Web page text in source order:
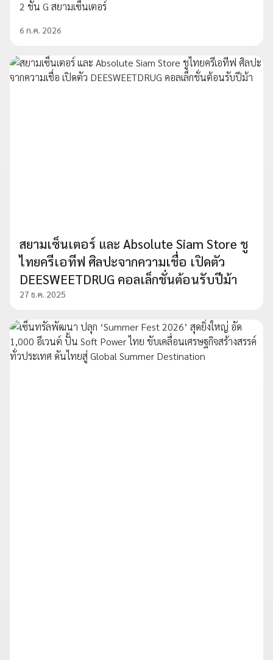
2 ชั้น G สยามเซ็นเตอร์
6 ก.ค. 2026
สยามเซ็นเตอร์ และ Absolute Siam Store ชู
ไทยครีเอทีฟ ศิลปะจากความเชื่อ เปิดตัว
DEESWEETDRUG คอลเล็กชั่นต้อนรับปีม้า
27 ธ.ค. 2025